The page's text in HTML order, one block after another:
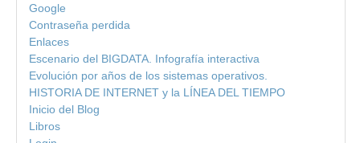
Google
Contraseña perdida
Enlaces
Escenario del BIGDATA. Infografía interactiva
Evolución por años de los sistemas operativos.
HISTORIA DE INTERNET y la LÍNEA DEL TIEMPO
Inicio del Blog
Libros